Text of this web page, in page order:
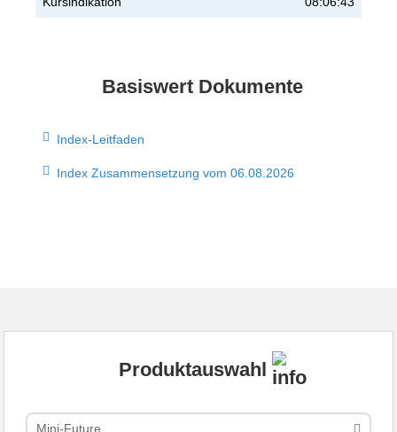
Basiswert Dokumente
Index-Leitfaden
Index Zusammensetzung vom 06.08.2026
Produktauswahl
Mini-Future